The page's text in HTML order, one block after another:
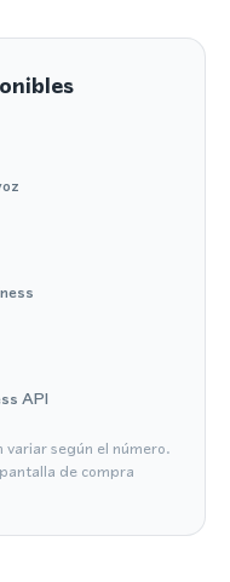
API
variar según el número.
de compra